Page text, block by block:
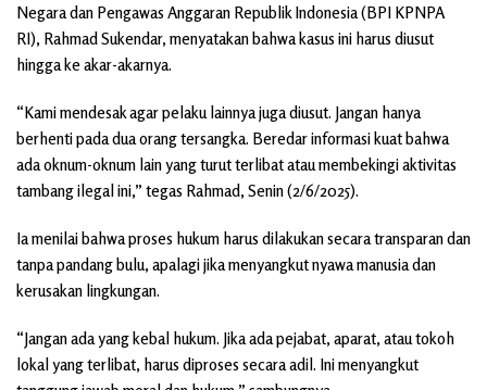
Negara dan Pengawas Anggaran Republik Indonesia (BPI KPNPA
RI), Rahmad Sukendar, menyatakan bahwa kasus ini harus diusut
hingga ke akar-akarnya.
“Kami mendesak agar pelaku lainnya juga diusut. Jangan hanya
berhenti pada dua orang tersangka. Beredar informasi kuat bahwa
ada oknum-oknum lain yang turut terlibat atau membekingi aktivitas
tambang ilegal ini,” tegas Rahmad, Senin (2/6/2025).
Ia menilai bahwa proses hukum harus dilakukan secara transparan dan
tanpa pandang bulu, apalagi jika menyangkut nyawa manusia dan
kerusakan lingkungan.
“Jangan ada yang kebal hukum. Jika ada pejabat, aparat, atau tokoh
lokal yang terlibat, harus diproses secara adil. Ini menyangkut